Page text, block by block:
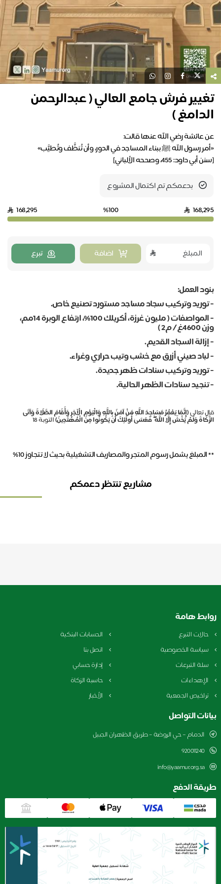
فرش جامع العالي ( عبدالرحمن
)
عن عائشة رضي الله عنها قالت:
«أمر رسول الله ﷺ ببناء المساجد في الدور، وأن تُنظَّف وتُطيَّب»
داود: 455، وصححه الألباني]
بدعمكم تم اكتمال المشروع
%100
168,295
اضافة تبرع
العمل:
وتركيب سجاد مساجد مستورد تصنيع خاص.
(مليون غرزة، أكريلك 100% ، ارتفاع الوبرة 14مم،
/ م2 )
السجاد القديم.
صيني أزرق مع خشب وتيب حراري وغراء.
وتركيب سنادات ظهر جديدة.
سنادات الظهر الحالية.
تعالى(إِنَّمَا يَعْمُرُ مَسَاجِدَ اللَّهِ مَنْ آمَنَ بِاللَّهِ وَالْيَوْمِ الْآخِرِ وَأَقَامَ الصَّلَاةَ وَآتَى
وَلَمْ يَخْشَ إِلَّا اللَّهَ ۖ فَعَسَىٰ أُولَٰئِكَ أَن يَكُونُوا مِنَ الْمُهْتَدِينَ)التوبة 18
المبلغ يشمل رسوم المتجر والمصاريف التشغيلية بحيث لا تتجاوز 10%
مشاريع تنتظر دعمكم
هامة
التبرع
الحسابات البنكية
الخصوصية
اتصل بنا
التبرعات
إدارة حسابي
حاسبة الزكاة
الجمعية
الأخبار
التواصل
الدمام – حي الروضة – طريق الظهران الجبيل
920011240
info@yaamur.org.sa
الدفع